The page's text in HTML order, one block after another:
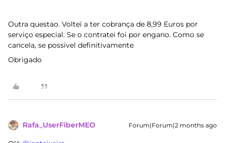
Outra questao. Voltei a ter cobrança de 8,99 Euros por
serviço especial. Se o contratei foi por engano. Como se
cancela, se possivel definitivamente
Obrigado
Rafa_UserFiberMEO Forum|Forum|2 months ago